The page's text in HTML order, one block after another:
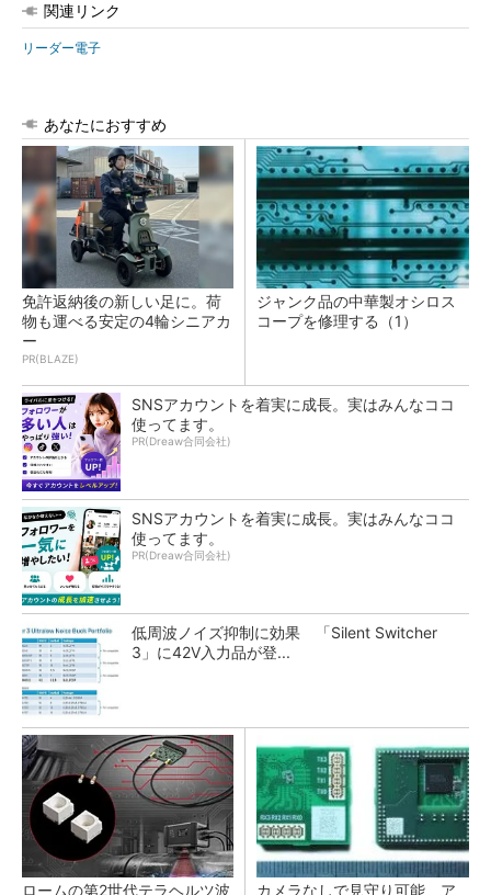
関連リンク
リーダー電子
あなたにおすすめ
免許返納後の新しい足に。荷
物も運べる安定の4輪シニアカ
ー
PR(BLAZE)
ジャンク品の中華製オシロス
コープを修理する（1）
SNSアカウントを着実に成長。実はみんなココ
使ってます。
PR(Dreaw合同会社)
SNSアカウントを着実に成長。実はみんなココ
使ってます。
PR(Dreaw合同会社)
低周波ノイズ抑制に効果 「Silent Switcher
3」に42V入力品が登...
ロームの第2世代テラヘルツ波 カメラなしで見守り可能 ア